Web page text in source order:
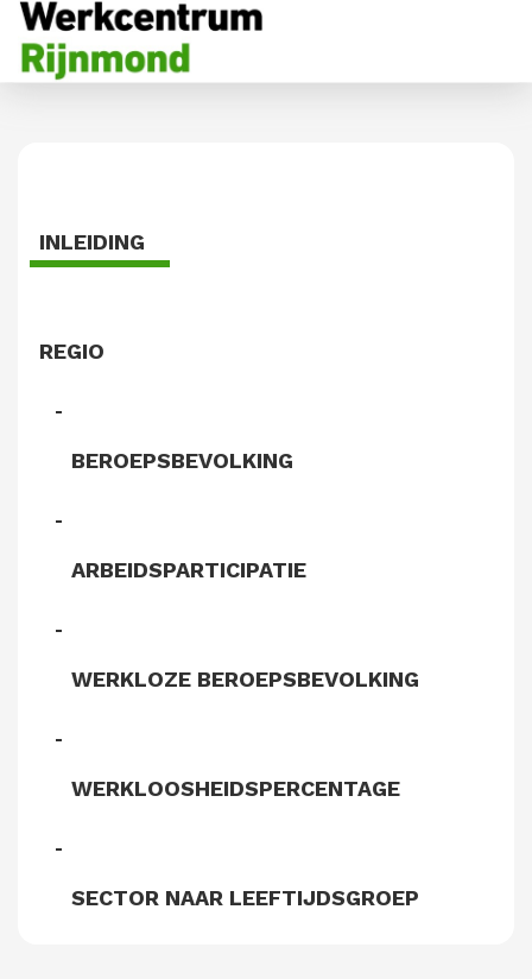
INLEIDING
REGIO
BEROEPSBEVOLKING
ARBEIDSPARTICIPATIE
WERKLOZE BEROEPSBEVOLKING
WERKLOOSHEIDSPERCENTAGE
SECTOR NAAR LEEFTIJDSGROEP